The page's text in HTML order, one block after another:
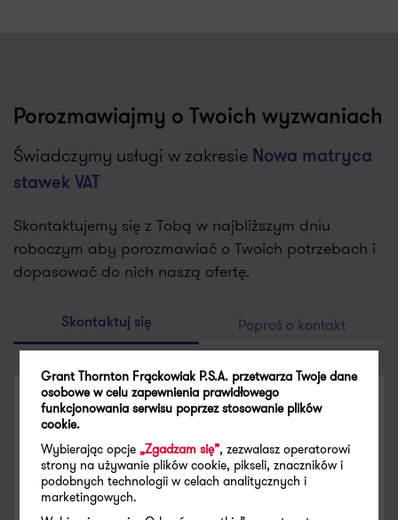
Porozmawiajmy o Twoich wyzwaniach
Świadczymy usługi w zakresie Nowa matryca
stawek VAT
Skontaktujemy się z Tobą w najbliższym dniu
roboczym aby porozmawiać o Twoich potrzebach i
dopasować do nich naszą ofertę.
Skontaktuj się Poproś o kontakt
SKONTAKTUJ SIĘ
Małgorzata Samborska
Partner, Doradca Podatkowy
Grant Thornton Frąckowiak P.S.A. przetwarza Twoje dane
osobowe w celu zapewnienia prawidłowego
funkcjonowania serwisu poprzez stosowanie plików
cookie.
Wybierając opcje„Zgadzam się”, zezwalasz operatorowi
strony na używanie plików cookie, pikseli, znaczników i
podobnych technologii w celach analitycznych i
marketingowych.